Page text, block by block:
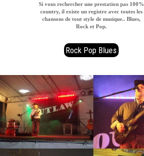
Si vous rechercher une prestation pas 100%
country, il existe un registre avec toutes les
chansons de tout style de musique.. Blues,
Rock et Pop.
Rock Pop Blues